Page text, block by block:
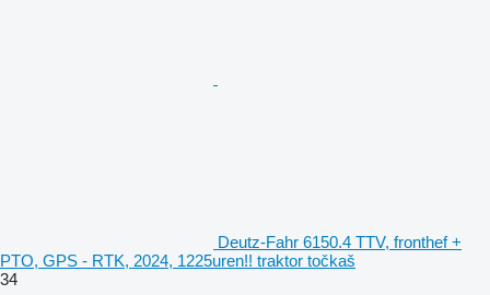
Deutz-Fahr 6150.4 TTV, fronthef +
PTO, GPS - RTK, 2024, 1225uren!! traktor točkaš
34